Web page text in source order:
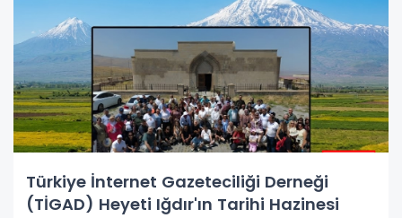
Türkiye İnternet Gazeteciliği Derneği
(TİGAD) Heyeti Iğdır'ın Tarihi Hazinesi